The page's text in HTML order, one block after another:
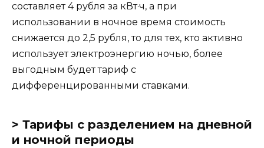
составляет 4 рубля за кВт·ч, а при
использовании в ночное время стоимость
снижается до 2,5 рубля, то для тех, кто активно
использует электроэнергию ночью, более
выгодным будет тариф с
дифференцированными ставками.
> Тарифы с разделением на дневной
и ночной периоды